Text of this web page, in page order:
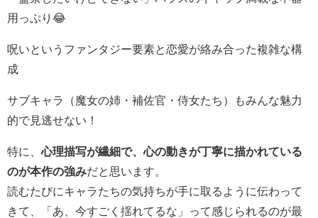
用っぷり😂
呪いというファンタジー要素と恋愛が絡み合った複雑な構
成
サブキャラ（魔女の姉・補佐官・侍女たち）もみんな魅力
的で見逃せない！
特に、心理描写が繊細で、心の動きが丁寧に描かれている
のが本作の強みだと思います。
読むたびにキャラたちの気持ちが手に取るように伝わって
きて、「あ、今すごく揺れてるな」って感じられるのが最